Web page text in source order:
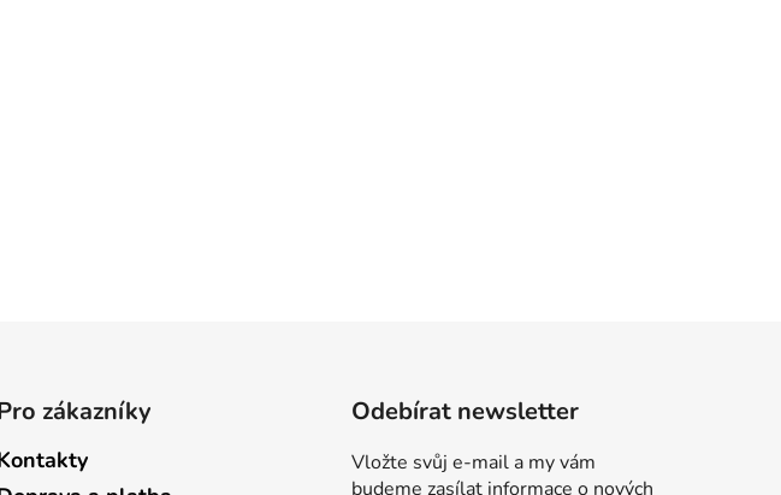
zákazníky Odebírat newsletter
Vložte svůj e-mail a my vám
budeme zasílat informace o nových